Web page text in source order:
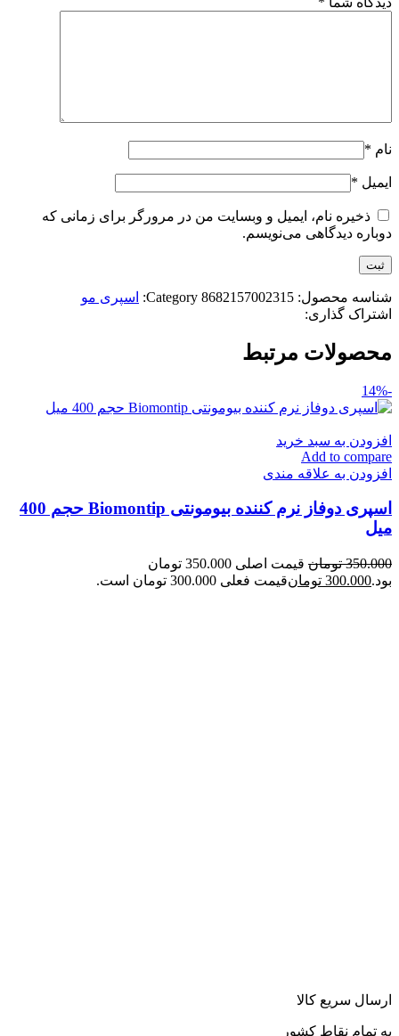
نام *
ایمیل *
ذخیره نام، ایمیل و وبسایت من در مرورگر برای زمانی که
دوباره دیدگاهی می‌نویسم.
شناسه محصول: 8682157002315
Category:
اسپری مو
اشتراک گذاری:
محصولات مرتبط
-14%
افزودن به سبد خرید
Add to compare
افزودن به علاقه مندی
اسپری دوفاز نرم کننده بیومونتی Biomontip حجم 400
میل
350.000 تومان
قیمت اصلی 350.000 تومان
بود.300.000 تومانقیمت فعلی 300.000 تومان است.
ارسال سریع کالا
به تمام نقاط کشور